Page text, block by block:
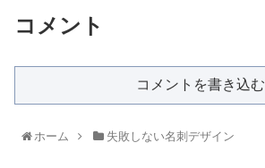
コメント
コメントを書き込む
ホーム 失敗しない名刺デザイン